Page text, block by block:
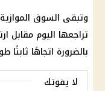
وتبقى السوق
تراجعها اليوم مقابل
بالضرورة اتجاهًا ثابتًا
لا يفوتك